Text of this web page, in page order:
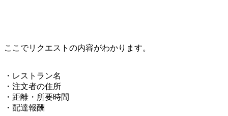
ここでリクエストの内容がわかります。
・レストラン名
・注文者の住所
・距離・所要時間
・配達報酬